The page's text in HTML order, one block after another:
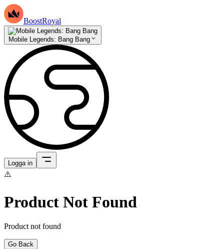
BoostRoyal
Mobile Legends: Bang Bang
Logga in
⚠️
Product Not Found
Product not found
Go Back